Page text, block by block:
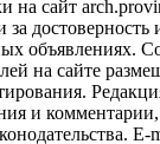
на сайт
за
объявлениях.
на сайте
и
E-